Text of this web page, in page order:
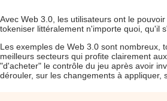
Avec Web 3.0, les utilisateurs ont le
tokeniser littéralement n'importe quoi, qu'il
Les exemples de Web 3.0 sont nombreux,
meilleurs secteurs qui profite clairement
"d'acheter" le contrôle du jeu après avoir
dérouler, sur les changements à